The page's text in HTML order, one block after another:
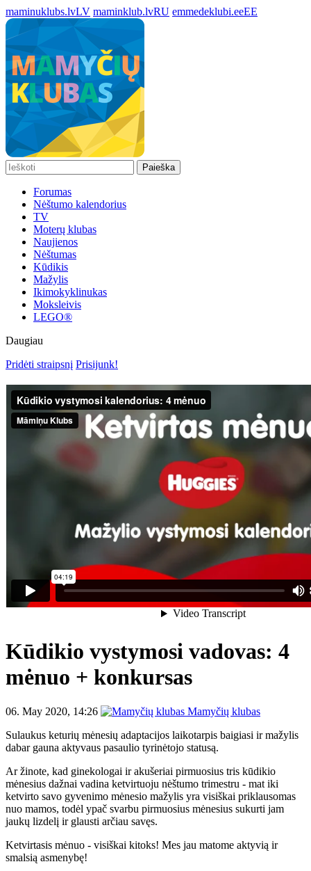
maminuklubs.lvLV maminklub.lvRU emmedeklubi.eeEE
Paieška
Forumas
Nėštumo kalendorius
TV
Moterų klubas
Naujienos
Nėštumas
Kūdikis
Mažylis
Ikimokyklinukas
Moksleivis
LEGO®
Daugiau
Pridėti straipsnį Prisijunk!
Kūdikio vystymosi vadovas: 4
mėnuo + konkursas
06. May 2020, 14:26
Mamyčių klubas
Sulaukus keturių mėnesių adaptacijos laikotarpis baigiasi ir mažylis
dabar gauna aktyvaus pasaulio tyrinėtojo statusą.
Ar žinote, kad ginekologai ir akušeriai pirmuosius tris kūdikio
mėnesius dažnai vadina ketvirtuoju nėštumo trimestru - mat iki
ketvirto savo gyvenimo mėnesio mažylis yra visiškai priklausomas
nuo mamos, todėl ypač svarbu pirmuosius mėnesius sukurti jam
jaukų lizdelį ir glausti arčiau savęs.
Ketvirtasis mėnuo - visiškai kitoks! Mes jau matome aktyvią ir
smalsią asmenybę!